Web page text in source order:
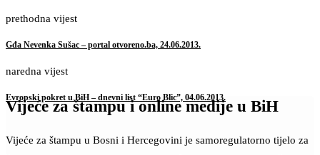
prethodna vijest
Gđa Nevenka Sušac – portal otvoreno.ba, 24.06.2013.
naredna vijest
Evropski pokret u BiH – dnevni list “Euro Blic”, 04.06.2013.
Vijeće za štampu i online medije u BiH
Vijeće za štampu u Bosni i Hercegovini je samoregulatorno tijelo za